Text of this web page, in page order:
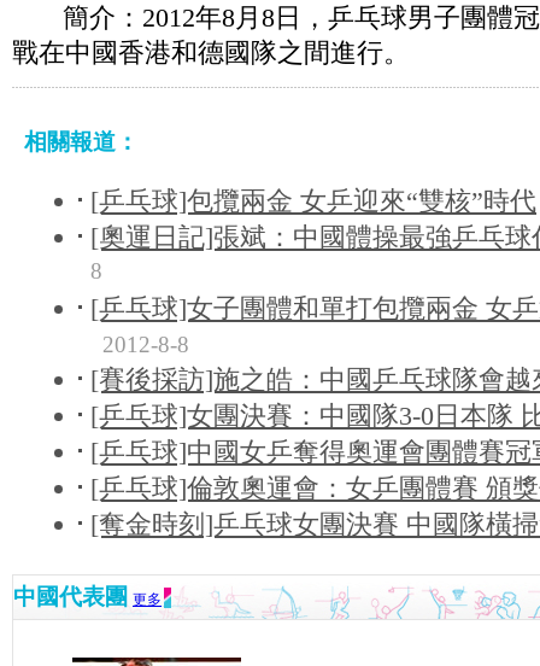
簡介：2012年8月8日，乒乓球男子團體
戰在中國香港和德國隊之間進行。
相關報道：
[乒乓球]包攬兩金 女乒迎來“雙核”時代
[奧運日記]張斌：中國體操最強乒乓球
8
[乒乓球]女子團體和單打包攬兩金 女
2012-8-8
[賽後採訪]施之皓：中國乒乓球隊會越
[乒乓球]女團決賽：中國隊3-0日本隊
[乒乓球]中國女乒奪得奧運會團體賽冠
[乒乓球]倫敦奧運會：女乒團體賽 頒
[奪金時刻]乒乓球女團決賽 中國隊橫
中國代表團 更多